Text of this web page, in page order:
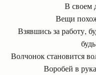
В своем
Вещи
Взявшись за работу,
Волчонок становится
Воробей в